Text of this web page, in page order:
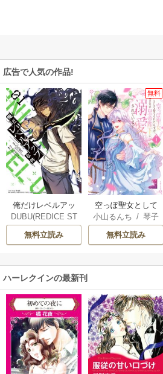
広告で人気の作品!
俺だけレベルアッ
プな件
DUBU(REDICE ST
UDIO)
/ Chugong
h-goon
無料立読み
無料
空っぽ聖女として
捨てられたはず
が、嫁ぎ先の皇帝
陛下に溺愛されて
小山るんち /琴子
無料立読み
ハーレクインの最新刊